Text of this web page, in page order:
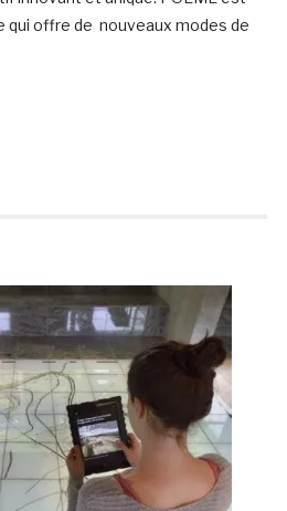
qui offre de nouveaux modes de